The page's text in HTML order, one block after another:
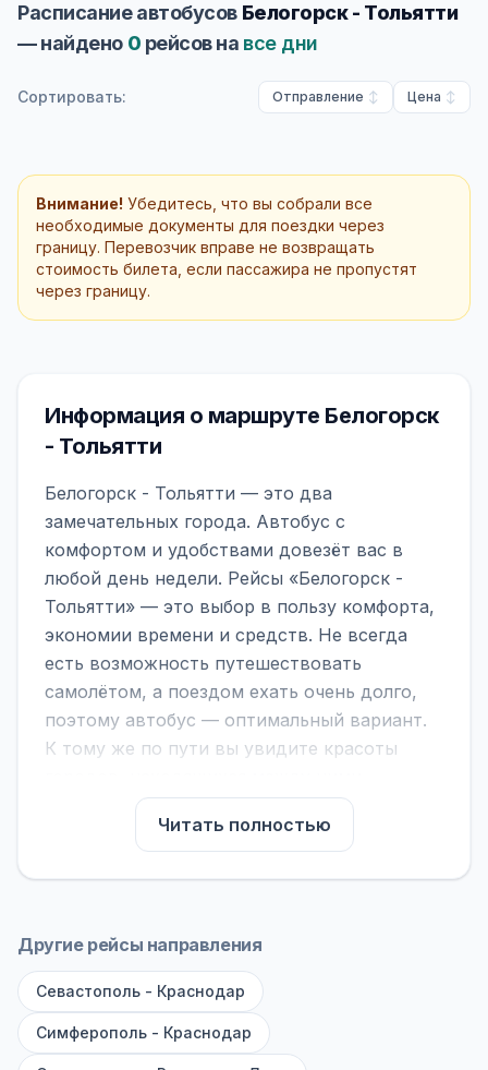
Расписание автобусов Белогорск - Тольятти
— найдено 0 рейсов на все дни
Сортировать: Отправление Цена
Внимание! Убедитесь, что вы собрали все
необходимые документы для поездки через
границу. Перевозчик вправе не возвращать
стоимость билета, если пассажира не пропустят
через границу.
Информация о маршруте Белогорск
- Тольятти
Белогорск - Тольятти — это два
замечательных города. Автобус с
комфортом и удобствами довезёт вас в
любой день недели. Рейсы «Белогорск -
Тольятти» — это выбор в пользу комфорта,
экономии времени и средств. Не всегда
есть возможность путешествовать
самолётом, а поездом ехать очень долго,
поэтому автобус — оптимальный вариант.
К тому же по пути вы увидите красоты
На нашем сайте вы можете найти
расписание автобусов Белогорск -
Тольятти, сравнить рейсы и выбрать
обратите внимание на микроавтобусы (8–18
большие автобусы (от 40 мест): у них лучше
подвеска и дорога ощущается меньше.
Читать полностью
Другие рейсы направления
Севастополь - Краснодар
Симферополь - Краснодар